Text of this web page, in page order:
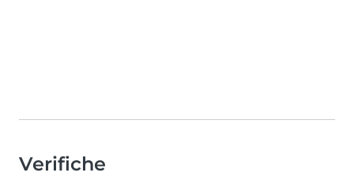
Verifiche